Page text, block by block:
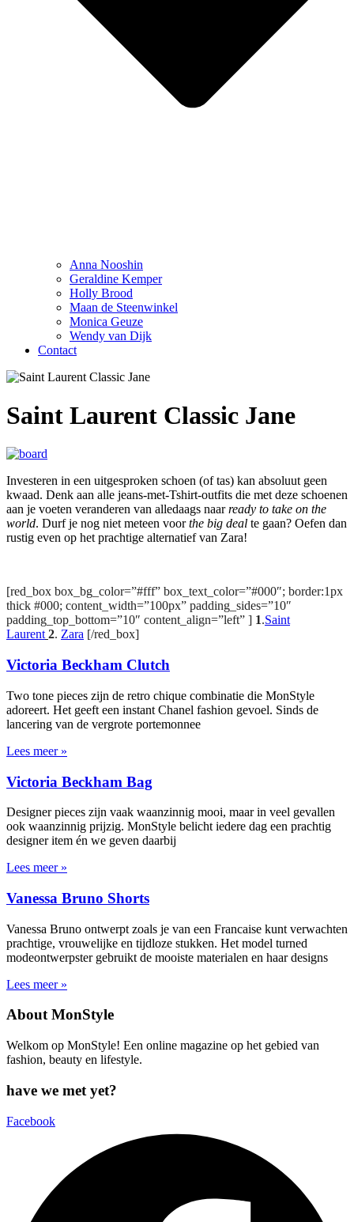
Anna Nooshin
Geraldine Kemper
Holly Brood
Maan de Steenwinkel
Monica Geuze
Wendy van Dijk
Contact
Saint Laurent Classic Jane
Investeren in een uitgesproken schoen (of tas) kan absoluut geen
kwaad. Denk aan alle jeans-met-Tshirt-outfits die met deze schoenen
aan je voeten veranderen van alledaags naarready to take on the
world. Durf je nog niet meteen voorthe big deal te gaan? Oefen dan
rustig even op het prachtige alternatief van Zara!
[red_box box_bg_color=”#fff” box_text_color=”#000″; border:1px
thick #000; content_width=”100px” padding_sides=”10″
padding_top_bottom=”10″ content_align=”left” ] 1.Saint
Laurent 2. Zara [/red_box]
Victoria Beckham Clutch
Two tone pieces zijn de retro chique combinatie die MonStyle
adoreert. Het geeft een instant Chanel fashion gevoel. Sinds de
lancering van de vergrote portemonnee
Lees meer »
Victoria Beckham Bag
Designer pieces zijn vaak waanzinnig mooi, maar in veel gevallen
ook waanzinnig prijzig. MonStyle belicht iedere dag een prachtig
designer item én we geven daarbij
Lees meer »
Vanessa Bruno Shorts
Vanessa Bruno ontwerpt zoals je van een Francaise kunt verwachten
prachtige, vrouwelijke en tijdloze stukken. Het model turned
modeontwerpster gebruikt de mooiste materialen en haar designs
Lees meer »
About MonStyle
Welkom op MonStyle! Een online magazine op het gebied van
fashion, beauty en lifestyle.
have we met yet?
Facebook